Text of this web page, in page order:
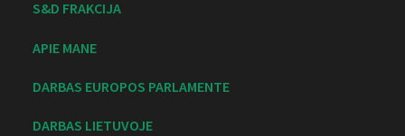
S&D FRAKCIJA
APIE MANE
DARBAS EUROPOS PARLAMENTE
DARBAS LIETUVOJE